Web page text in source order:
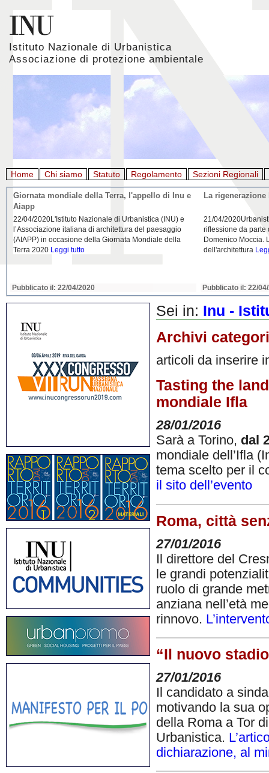
Istituto Nazionale di Urbanistica
Associazione di protezione ambientale
Home Chi siamo Statuto Regolamento Sezioni Regionali
Giornata mondiale della Terra, l'appello di Inu e
Aiapp
22/04/2020L'Istituto Nazionale di Urbanistica (INU) e
l’Associazione italiana di architettura del paesaggio
(AIAPP) in occasione della Giornata Mondiale della
Terra 2020 Leggi tutto
Pubblicato il: 22/04/2020
La
21/04/
riflessione da parte
Domenico Moccia.
dell'architettura
Pubblicato il: 22/
Sei in: Inu -
Archivi
articoli da inserire
Tasting the
mondiale Ifla
28/01/2016
Sarà a Torino, dal
mondiale dell’Ifla
tema scelto per il
il sito dell’evento
Roma, città
27/01/2016
Il direttore del
le grandi
ruolo di grande
anziana nell’età
rinnovo.
“Il nuovo
27/01/2016
Il candidato a
motivando la sua
della Roma a Tor
Urbanistica.
dichiarazione, al